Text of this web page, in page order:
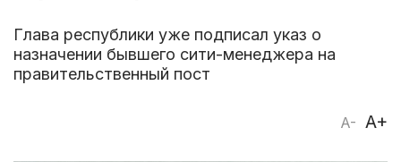
Глава республики уже подписал указ о
назначении бывшего сити-менеджера на
правительственный пост
A- A+